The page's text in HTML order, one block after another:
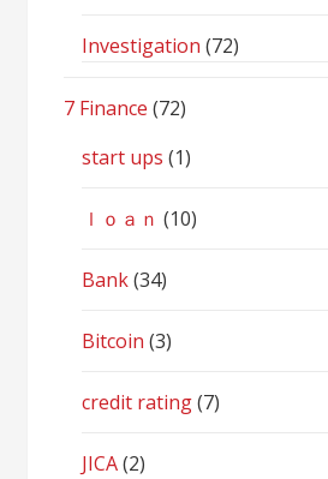
Investigation (72)
7 Finance (72)
start ups (1)
ｌｏａｎ (10)
Bank(34)
Bitcoin (3)
credit rating(7)
JICA(2)